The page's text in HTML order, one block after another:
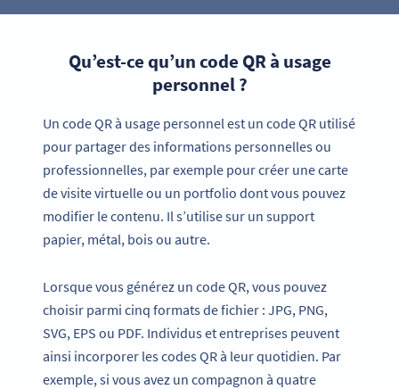
Qu’est-ce qu’un code QR à usage
personnel ?
Un code QR à usage personnel est un code QR utilisé
pour partager des informations personnelles ou
professionnelles, par exemple pour créer une carte
de visite virtuelle ou un portfolio dont vous pouvez
modifier le contenu. Il s’utilise sur un support
papier, métal, bois ou autre.
Lorsque vous générez un code QR, vous pouvez
choisir parmi cinq formats de fichier : JPG, PNG,
SVG, EPS ou PDF. Individus et entreprises peuvent
ainsi incorporer les codes QR à leur quotidien. Par
exemple, si vous avez un compagnon à quatre